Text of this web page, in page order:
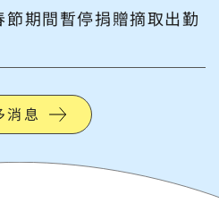
期間暫停捐贈摘取出勤
消息